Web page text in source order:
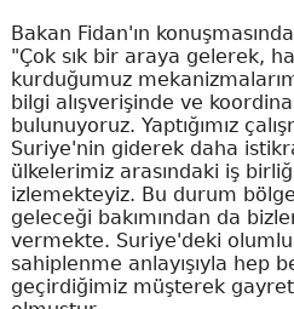
Bakan Fidan'ın
"Çok sık bir araya gelerek,
kurduğumuz
bilgi alışverişinde ve
bulunuyoruz. Yaptığımız
Suriye'nin giderek daha
ülkelerimiz arasındaki iş
izlemekteyiz. Bu durum
geleceği bakımından da
vermekte. Suriye'deki
sahiplenme anlayışıyla hep
geçirdiğimiz müşterek